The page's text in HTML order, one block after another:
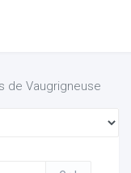
de Vaugrigneuse